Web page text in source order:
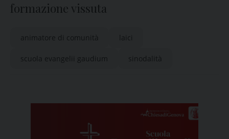
formazione vissuta
animatore di comunità laici
scuola evangelii gaudium sinodalità